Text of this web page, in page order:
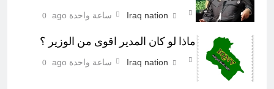
Iraq nation ساعة واحدة ago 0
ماذا لو كان المدير اقوى من الوزير ؟
Iraq nation ساعة واحدة ago 0